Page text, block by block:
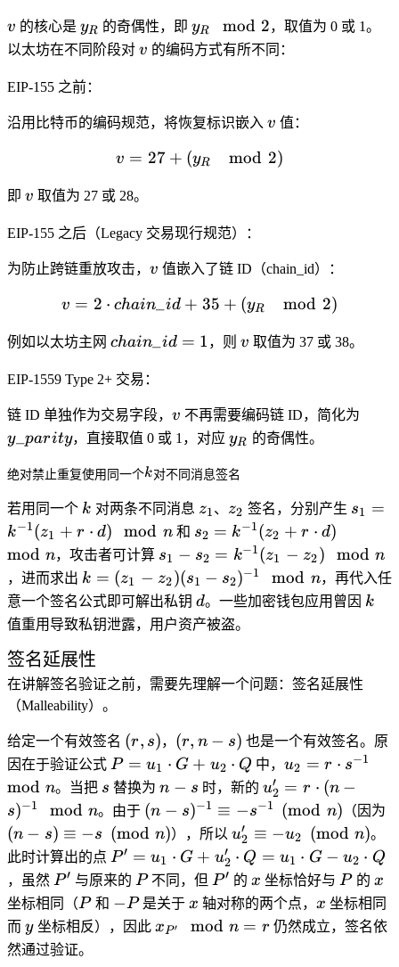
v
v 的核心是 y_R
yR 的奇偶性，即y_R
\mod
yR mod 2，取值为 0 或 1。
以太坊在不同阶段对 v
v 的编码方式有所不同：
EIP-155 之前：
沿用比特币的编码规范，将恢复标识嵌入 v
v 值：
v = 27 + (y_R \mod 2)
v = 27 + (yR mod 2)
即 v
v 取值为 27 或 28。
EIP-155 之后（Legacy 交易现行规范）：
为防止跨链重放攻击， v
v 值嵌入了链 ID（chain_id）：
v = 2 \cdot chain\_id +
v = 2 ⋅ chain id + 35 + (yR mod 2)
例如以太坊主网 chain\_id
chain id = 1，则v
v 取值为 37 或 38。
EIP-1559 Type 2+ 交易：
链 ID 单独作为交易字段， v
v 不再需要编码链 ID，简化为
y_ parity，直接取值 0 或 1，对应y_R
yR 的奇偶性。
绝对禁止重复使用同一个k
k对不同消息签名
若用同一个 k
k 对两条不同消息 z_1
z1、 z_2
z2 签名，分别产生 s_1 =
(z_1
r
\cdot
d)
s1 =
k−1(z1 + r ⋅ d) mod n和 s_2 =
k^{-1}
(z_2 +
r
\cdot
d)
n
s2 = k−1(z2 + r ⋅ d)
mod n，攻击者可计算 s_1 -
s_2 =
k^{-1}
(z_1 -
z_2)
n
s1 − s2 = k−1(z1 − z2) mod n
，进而求出 k = (z_1
- z_2)(s_1
-
s_2)^{-1}
\mod n
k = (z1 − z2 )(s1 − s2)−1 mod n，再代入任
意一个签名公式即可解出私钥 d
d。一些加密钱包应用曾因 k
k
值重用导致私钥泄露，用户资产被盗。
签名延展性
在讲解签名验证之前，需要先理解一个问题：签名延展性
（Malleability）。
给定一个有效签名 (r,
s)
(r, s)， (r,
n
(r, n − s) 也是一个有效签名。原
因在于验证公式 P =
u_1
\cdot
G +
u_2
\cdot
Q
P = u1 ⋅ G + u2 ⋅ Q 中，u_2 =
r
\cdot
s^{-1}
\mod
n
u2 = r ⋅ s−1
mod n。当把 s
s 替换为n
s
n − s 时，新的u_2' =
r \cdot
(n -
s)^{-1}
\mod
n
u2
′ = r ⋅ (n −
s)−1 mod n。由于 (n -
s)^{-1}
\equiv -
s^{-1}
\pmod{n}
(n − s)−1 ≡ −s−1 (mod n) （因为
(n − s) ≡ −s (mod n)），所以u_2'
\equiv -
u_2
\pmod{n}
u2
′ ≡ −u2 (mod n)。
此时计算出的点 P' =
u_1
\cdot
G +
u_2'
P′ = u1 ⋅ G + u2
′ ⋅ Q = u1 ⋅ G − u2 ⋅ Q
，虽然 P'
P′ 与原来的 P
P不同，但 P'
P′ 的x
x 坐标恰好与 P
P的 x
x
坐标相同（ P
P和 -
P
−P是关于x
x 轴对称的两个点，x
x 坐标相同
而 y
y坐标相反），因此 x_{P'}
xP′ mod n = r 仍然成立，签名依
然通过验证。